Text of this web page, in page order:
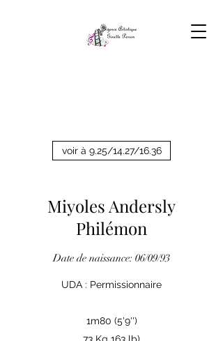
voir à 9.25/14.27/16.36
Miyoles Andersly
Philémon
Date de naissance: 06/09/93
UDA : Permissionnaire
1m80 (5'9'')